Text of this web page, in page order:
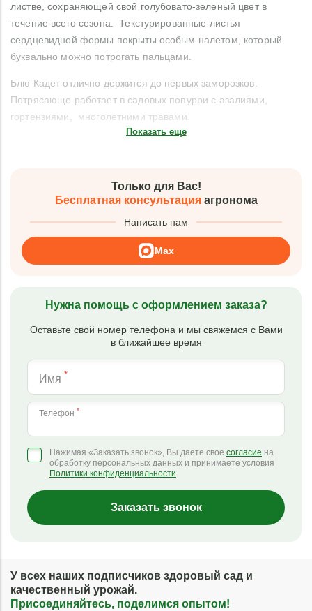
листве, сохраняющей свой голубовато-зеленый цвет в
течение всего сезона. Текстурированные листья
сердцевидной формы покрыты особым налетом, который
буквально можно потрогать пальцами.
Блю Кадет отлично держится до первых заморозков.
Потрясающе работает в садовых попурри с азалиями,
гортензиями, многолетними травами.
Показать еще
Только для Вас!
Бесплатная консультацияагронома
Написать нам
Max
Нужна помощь с оформлением заказа?
Оставьте свой номер телефона и мы свяжемся с Вами
в ближайшее время
Имя *
Телефон *
Нажимая «Заказать звонок», Вы даете свое согласие на
обработку персональных данных и принимаете условия
Политики конфиденциальности.
Заказать звонок
У всех наших подписчиков здоровый сад и
качественный урожай.
Присоединяйтесь, поделимся опытом!